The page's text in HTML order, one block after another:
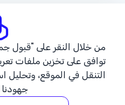
من خلال النقر على "قبول
توافق على تخزين ملفات
التنقل في الموقع،